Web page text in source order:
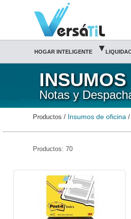
Notas y Despachadores/Insumos de
HOGAR INTELIGENTE ▾
Notas y
Productos / Insumos de oficina /
Productos: 70
P3M-BAN-6801-3M